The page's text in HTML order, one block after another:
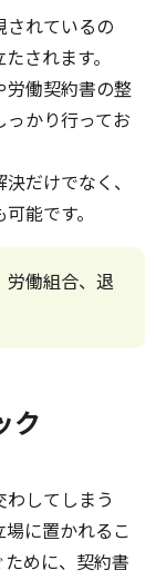
されているの
されます。
労働契約書の整
っかり行ってお
だけでなく、
能です。
働組合、退
ク
してしまう
に置かれるこ
めに、契約書